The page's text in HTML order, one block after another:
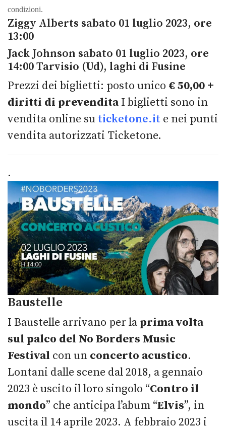
condizioni.
Ziggy Alberts sabato 01 luglio 2023, ore
13:00
Jack Johnson sabato 01 luglio 2023, ore
14:00 Tarvisio (Ud), laghi di Fusine
Prezzi dei biglietti: posto unico € 50,00 +
diritti di prevenditaI biglietti sono in
vendita online su ticketone.it e nei punti
vendita autorizzati Ticketone.
.
Baustelle
I Baustelle arrivano per la prima volta
sul palco del No Borders Music
Festival con un concerto acustico.
Lontani dalle scene dal 2018, a gennaio
2023 è uscito il loro singolo “Contro il
mondo” che anticipa l’abum “Elvis”, in
uscita il 14 aprile 2023. A febbraio 2023 i